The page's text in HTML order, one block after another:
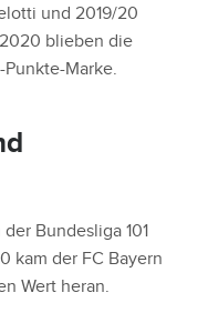
und 2019/20
blieben die
Marke.
Bundesliga 101
kam der FC Bayern
Wert heran.